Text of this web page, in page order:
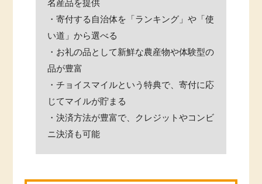
名産品を提供
・寄付する自治体を「ランキング」や「使
い道」から選べる
・お礼の品として新鮮な農産物や体験型の
品が豊富
・チョイスマイルという特典で、寄付に応
じてマイルが貯まる
・決済方法が豊富で、クレジットやコンビ
ニ決済も可能